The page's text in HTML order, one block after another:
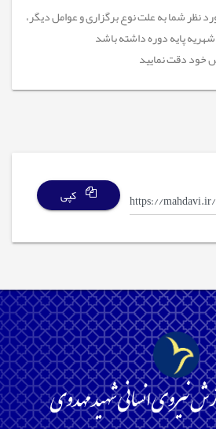
شما به علت نوع برگزاری و عوامل دیگر،
پایه دوره داشته باشد
خود دقت نمایید
کپی